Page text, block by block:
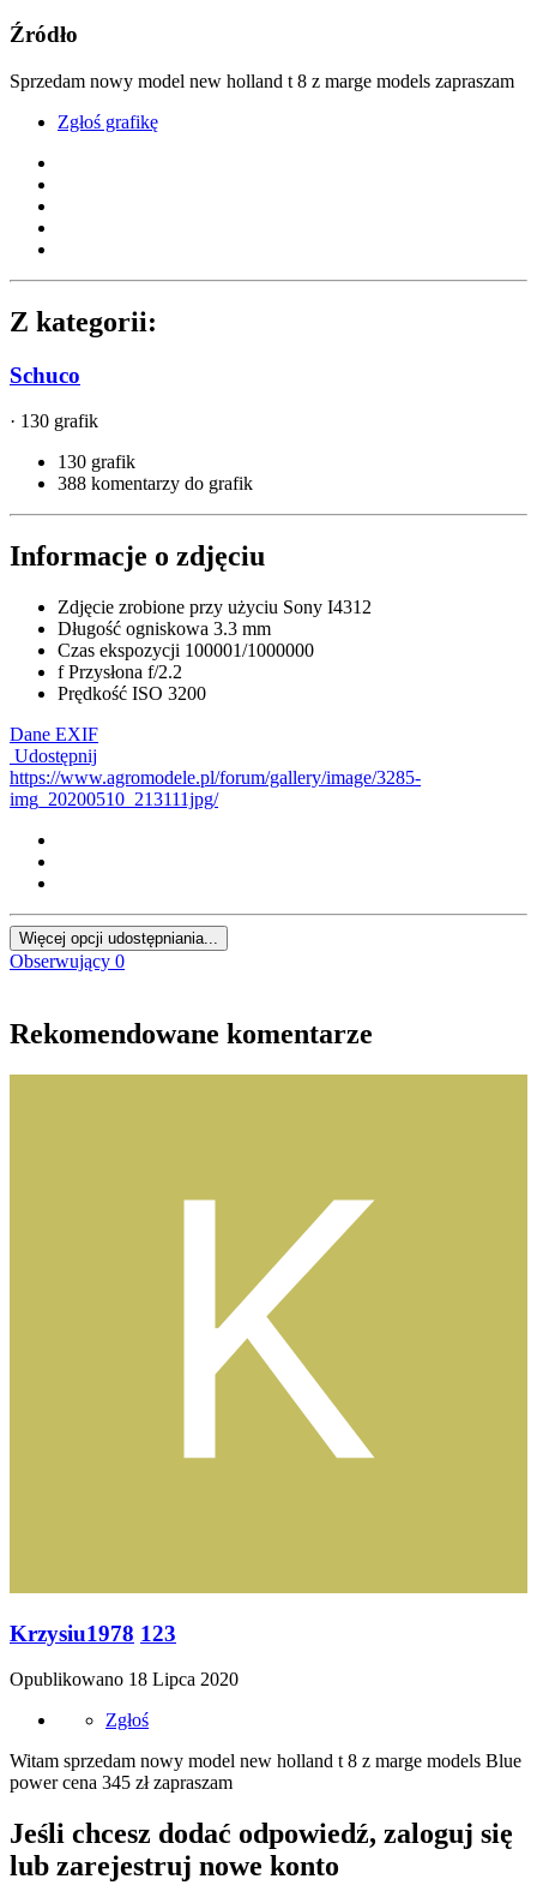
Źródło
Sprzedam nowy model new holland t 8 z marge models zapraszam
Zgłoś grafikę
Z kategorii:
Schuco
· 130 grafik
130 grafik
388 komentarzy do grafik
Informacje o zdjęciu
Zdjęcie zrobione przy użyciu Sony I4312
Długość ogniskowa 3.3 mm
Czas ekspozycji 100001/1000000
f Przysłona f/2.2
Prędkość ISO 3200
Dane EXIF
Udostępnij
https://www.agromodele.pl/forum/gallery/image/3285-
img_20200510_213111jpg/
Więcej opcji udostępniania...
Obserwujący 0
Rekomendowane komentarze
Krzysiu1978 123
Opublikowano 18 Lipca 2020
Zgłoś
Witam sprzedam nowy model new holland t 8 z marge models Blue
power cena 345 zł zapraszam
Jeśli chcesz dodać odpowiedź, zaloguj się
lub zarejestruj nowe konto